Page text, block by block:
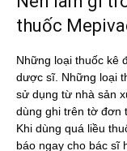
thuốc
Những loại thuốc kê
dược sĩ. Những loại
sử dụng từ nhà sản
dùng ghi trên tờ đơn
Khi dùng quá liều
báo ngay cho bác sĩ